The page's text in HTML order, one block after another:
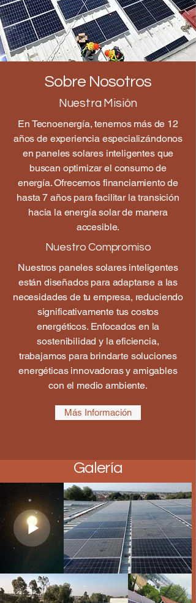
Sobre Nosotros
Nuestra Misión
En Tecnoenergía, tenemos más de 12
años de experiencia especializándonos
en paneles solares inteligentes que
buscan optimizar el consumo de
energía. Ofrecemos financiamiento de
hasta 7 años para facilitar la transición
hacia la energía solar de manera
accesible.
Nuestro Compromiso
Nuestros paneles solares inteligentes
están diseñados para adaptarse a las
necesidades de tu empresa, reduciendo
significativamente tus costos
energéticos. Enfocados en la
sostenibilidad y la eficiencia,
trabajamos para brindarte soluciones
energéticas innovadoras y amigables
con el medio ambiente.
Más Información
Galería